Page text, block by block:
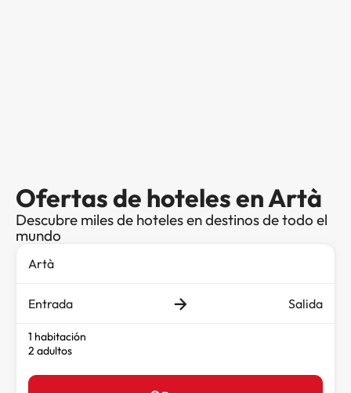
Ofertas de hoteles en Artà
Descubre miles de hoteles en destinos de todo el
mundo
Entrada Salida
1 habitación
2 adultos